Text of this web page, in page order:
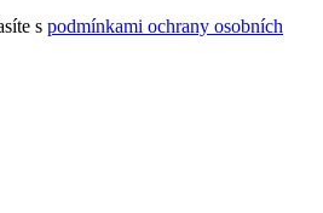
s podmínkami ochrany osobních